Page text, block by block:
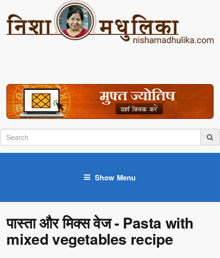
Show Menu
पास्ता और मिक्स वेज - Pasta with
mixed vegetables recipe